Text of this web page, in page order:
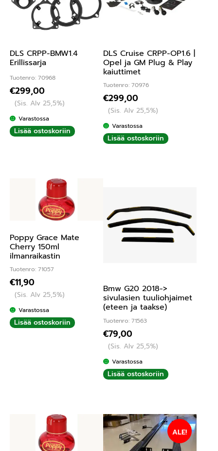
DLS CRPP-BMW1.4
Erillissarja
Tuotenro: 70968
€299,00
(Sis. Alv 25,5%)
Varastossa
Lisää ostoskoriin
DLS Cruise CRPP-OP1.6 |
Opel ja GM Plug & Play
kaiuttimet
Tuotenro: 70976
€299,00
(Sis. Alv 25,5%)
Varastossa
Lisää ostoskoriin
Poppy Grace Mate
Cherry 150ml
ilmanraikastin
Tuotenro: 71057
€11,90
(Sis. Alv 25,5%)
Varastossa
Lisää ostoskoriin
Bmw G20 2018->
sivulasien tuuliohjaimet
(eteen ja taakse)
Tuotenro: 71563
€79,00
(Sis. Alv 25,5%)
Varastossa
Lisää ostoskoriin
ALE!